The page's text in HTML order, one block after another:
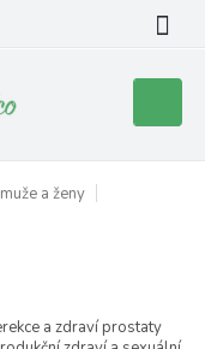
košík
a ženy
a zdraví prostaty